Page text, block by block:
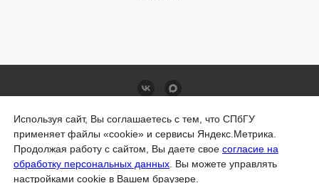
Политика обработки персональных данных
Политика СПбГУ в отношении обработки
персональных данных
© Санкт-Петербургский государственный
Используя сайт, Вы соглашаетесь с тем, что СПбГУ
применяет файлы «cookie» и сервисы Яндекс.Метрика.
Продолжая работу с сайтом, Вы даете свое согласие на
обработку персональных данных. Вы можете управлять
настройками cookie в Вашем браузере.